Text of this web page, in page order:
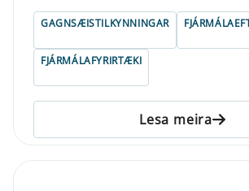
GAGNSÆISTILKYNNINGAR
FJÁRMÁLAFYRIRTÆKI
Lesa meira